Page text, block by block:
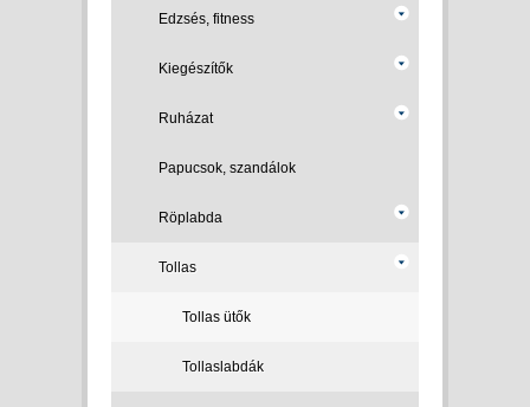
Edzsés, fitness
Kiegészítők
Ruházat
Papucsok, szandálok
Röplabda
Tollas
Tollas ütők
Tollaslabdák